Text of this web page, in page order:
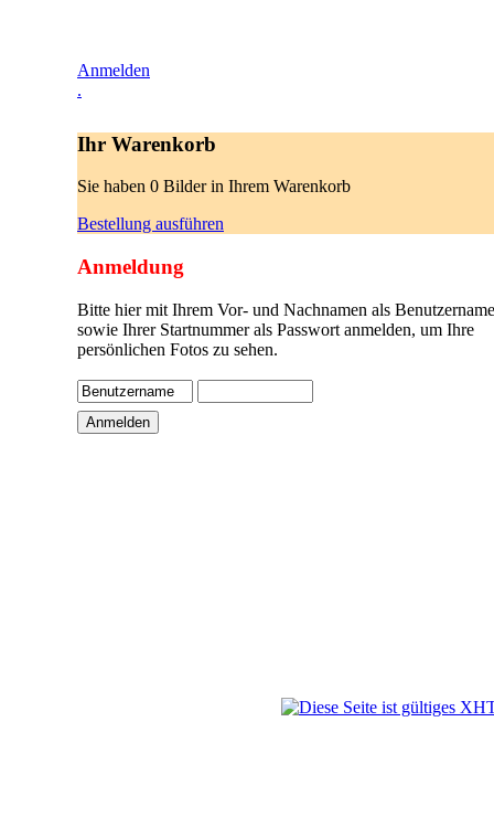
Anmelden
.
Ihr Warenkorb
Sie haben 0 Bilder in Ihrem Warenkorb
Bestellung ausführen
Anmeldung
Bitte hier mit Ihrem Vor- und Nachnamen als
sowie Ihrer Startnummer als Passwort anmelden, um Ihre
persönlichen Fotos zu sehen.